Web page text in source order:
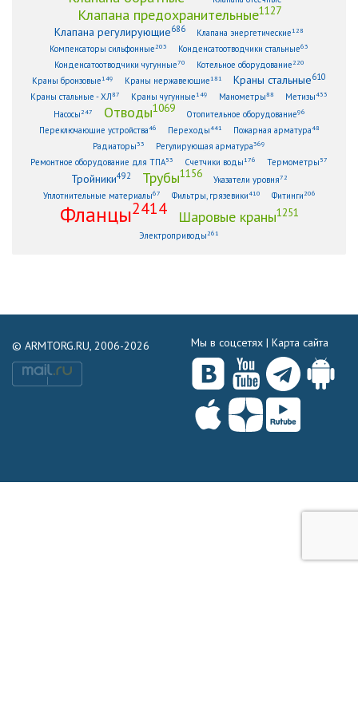
Клапана предохранительные1127
Клапана регулирующие686 Клапана энергетические128
Компенсаторы сильфонные 203 Конденсатоотводчики стальные63
Конденсатоотводчики чугунные70 Котельное оборудование 220
Краны бронзовые149 Краны нержавеющие181 Краны стальные610
Краны стальные - ХЛ87 Краны чугунные149 Манометры88 Метизы433
Насосы 247 Отводы1069 Отопительное оборудование96
Переключающие устройства46 Переходы441 Пожарная арматура48
Радиаторы33 Регулирующая арматура369
Ремонтное оборудование для ТПА53 Счетчики воды176 Термометры 57
Тройники492 Трубы1156 Указатели уровня72
Уплотнительные материалы67 Фильтры, грязевики410 Фитинги 206
Фланцы2414 Шаровые краны1251
Электроприводы 261
© ARMTORG.RU, 2006-2026 Мы в соцсетях | Карта сайта